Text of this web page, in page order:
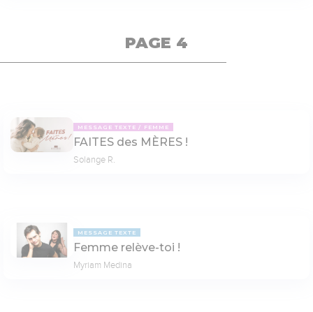
PAGE 4
MESSAGE TEXTE FEMME
FAITES des MÈRES !
Solange R.
MESSAGE TEXTE
Femme relève-toi !
Myriam Medina